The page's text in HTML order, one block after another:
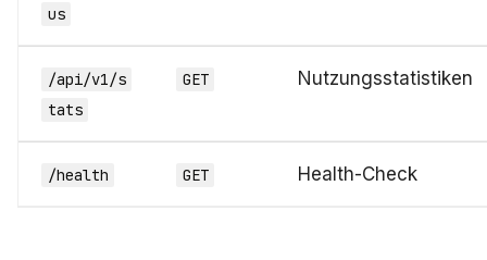
us
/api/v1/s
tats
GET Nutzungsstatistiken
/health GET Health-Check